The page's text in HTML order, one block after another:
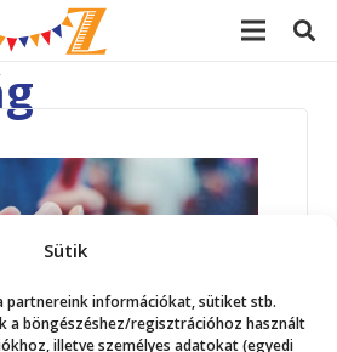
Sütik
partnereink információkat, sütiket stb.
a böngészéshez/regisztrációhoz használt
illetve személyes adatokat (egyedi
modal-check